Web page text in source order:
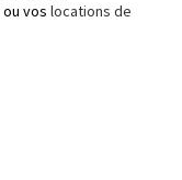
ou vos locations de